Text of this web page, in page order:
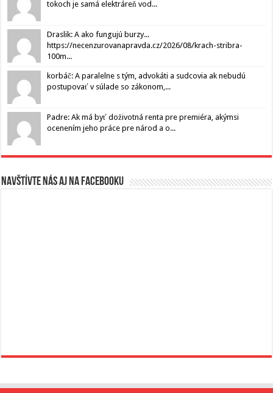
tokoch je samá elektráreň vod...
Draslik: A ako fungujú burzy...
https://necenzurovanapravda.cz/2026/08/krach-stribra-
100m...
korbáč: A paralelne s tým, advokáti a sudcovia ak nebudú
postupovať v súlade so zákonom,...
Padre: Ak má byť doživotná renta pre premiéra, akýmsi
ocenením jeho práce pre národ a o...
Navštívte nás aj na Facebooku